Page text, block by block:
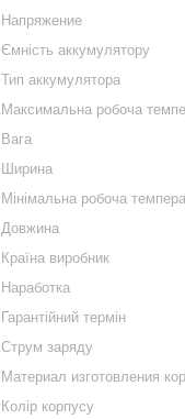
Напряжение
Ємність аккумулятору
Тип аккумулятора
Максимальна робоча
Вага
Ширина
Мінімальна робоча
Довжина
Країна виробник
Наработка
Гарантійний термін
Струм заряду
Материал изготовления
Колір корпусу